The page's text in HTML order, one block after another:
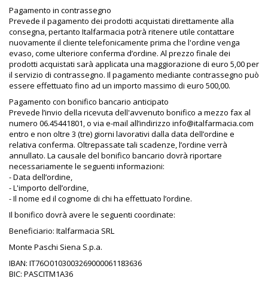
Pagamento in contrassegno
Prevede il pagamento dei prodotti acquistati direttamente alla
consegna, pertanto Italfarmacia potrà ritenere utile contattare
nuovamente il cliente telefonicamente prima che l'ordine venga
evaso, come ulteriore conferma d’ordine. Al prezzo finale dei
prodotti acquistati sarà applicata una maggiorazione di euro 5,00 per
il servizio di contrassegno. Il pagamento mediante contrassegno può
essere effettuato fino ad un importo massimo di euro 500,00.
Pagamento con bonifico bancario anticipato
Prevede l’invio della ricevuta dell'avvenuto bonifico a mezzo fax al
numero 06.45441801, o via e-mail all’indirizzo info@italfarmacia.com
entro e non oltre 3 (tre) giorni lavorativi dalla data dell’ordine e
relativa conferma. Oltrepassate tali scadenze, l’ordine verrà
annullato. La causale del bonifico bancario dovrà riportare
necessariamente le seguenti informazioni:
- Data dell’ordine,
- L'importo dell’ordine,
- Il nome ed il cognome di chi ha effettuato l’ordine.
Il bonifico dovrà avere le seguenti coordinate:
Beneficiario: Italfarmacia SRL
Monte Paschi Siena S.p.a.
IBAN: IT76O0103003269000061183636
BIC: PASCITM1A36